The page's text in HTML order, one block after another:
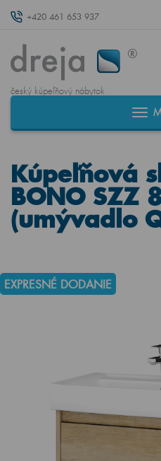
+420 461 653 937
český kúpeľňový nábytok
Kúpeľňová
BONO SZZ
(umývadlo
EXPRESNÉ DODANIE